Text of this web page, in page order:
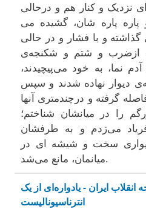
ای نزدیک و کنار هم و درحالی
پاره پاره شان، گشیده می
گذاشته و با فشار و در حالی
ازضرب و شتم و شکنجه‌ی
نما، به خود می‌پیچیدند،
دیوار نهاده شدند و سپس
گرفته و درچندمتری آنها
را در میانشان شناختم؛
می‌زدم و به طرفشان
سخت و شیشه ای در
میانمان، مانع می‌شد.
انقلاب ایران - یادواره‌ای از یک
انترناسیونالیست